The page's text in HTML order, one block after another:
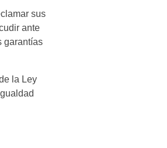
sus
ante
garantías
la Ley